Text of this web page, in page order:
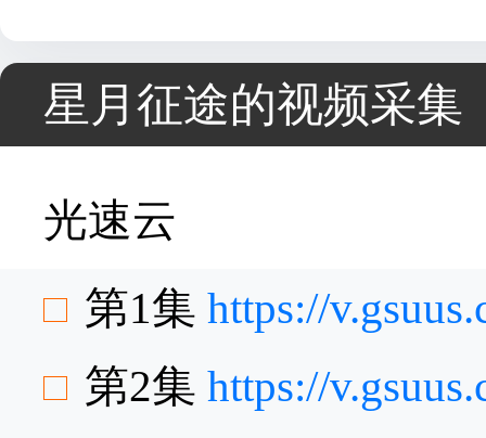
星月征途的视频采集
光速云
第1集 https://
第2集 https://